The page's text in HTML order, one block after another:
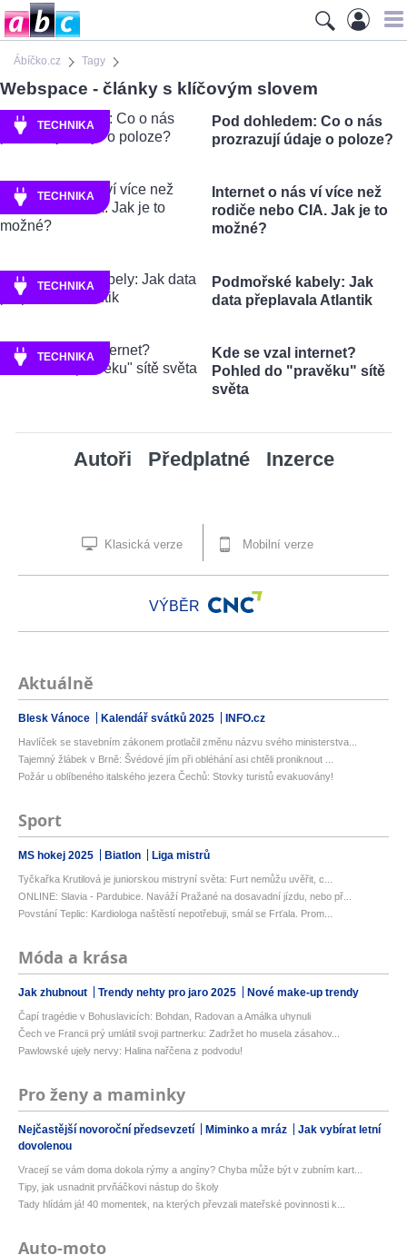
Ábíčko.cz Tagy
Webspace - články s klíčovým slovem
TECHNIKA
Pod dohledem: Co o nás
prozrazují údaje o poloze?
TECHNIKA
Internet o nás ví více než
rodiče nebo CIA. Jak je to
možné?
TECHNIKA
Podmořské kabely: Jak
data přeplavala Atlantik
TECHNIKA
Kde se vzal internet?
Pohled do "pravěku" sítě
světa
Autoři Předplatné Inzerce
Klasická verze Mobilní verze
VÝBĚR
Aktuálně
Blesk Vánoce Kalendář svátků 2025 INFO.cz
Havlíček se stavebním zákonem protlačil změnu názvu svého ministerstva...
Tajemný žlábek v Brně: Švédové jím při obléhání asi chtěli proniknout ...
Požár u oblíbeného italského jezera Čechů: Stovky turistů evakuovány!
Sport
MS hokej 2025 Biatlon Liga mistrů
Tyčkařka Krutilová je juniorskou mistryní světa: Furt nemůžu uvěřit, c...
ONLINE: Slavia - Pardubice. Naváží Pražané na dosavadní jízdu, nebo př...
Povstání Teplic: Kardiologa naštěstí nepotřebuji, smál se Frťala. Prom...
Móda a krása
Jak zhubnout Trendy nehty pro jaro 2025 Nové make-up trendy
Čapí tragédie v Bohuslavicích: Bohdan, Radovan a Amálka uhynuli
Čech ve Francii prý umlátil svoji partnerku: Zadržet ho musela zásahov...
Pawlowské ujely nervy: Halina nařčena z podvodu!
Pro ženy a maminky
Nejčastější novoroční předsevzetí Miminko a mráz
Jak vybírat letní
dovolenou
Vracejí se vám doma dokola rýmy a angíny? Chyba může být v zubním kart...
Tipy, jak usnadnit prvňáčkovi nástup do školy
Tady hlídám já! 40 momentek, na kterých převzali mateřské povinnosti k...
Auto-moto